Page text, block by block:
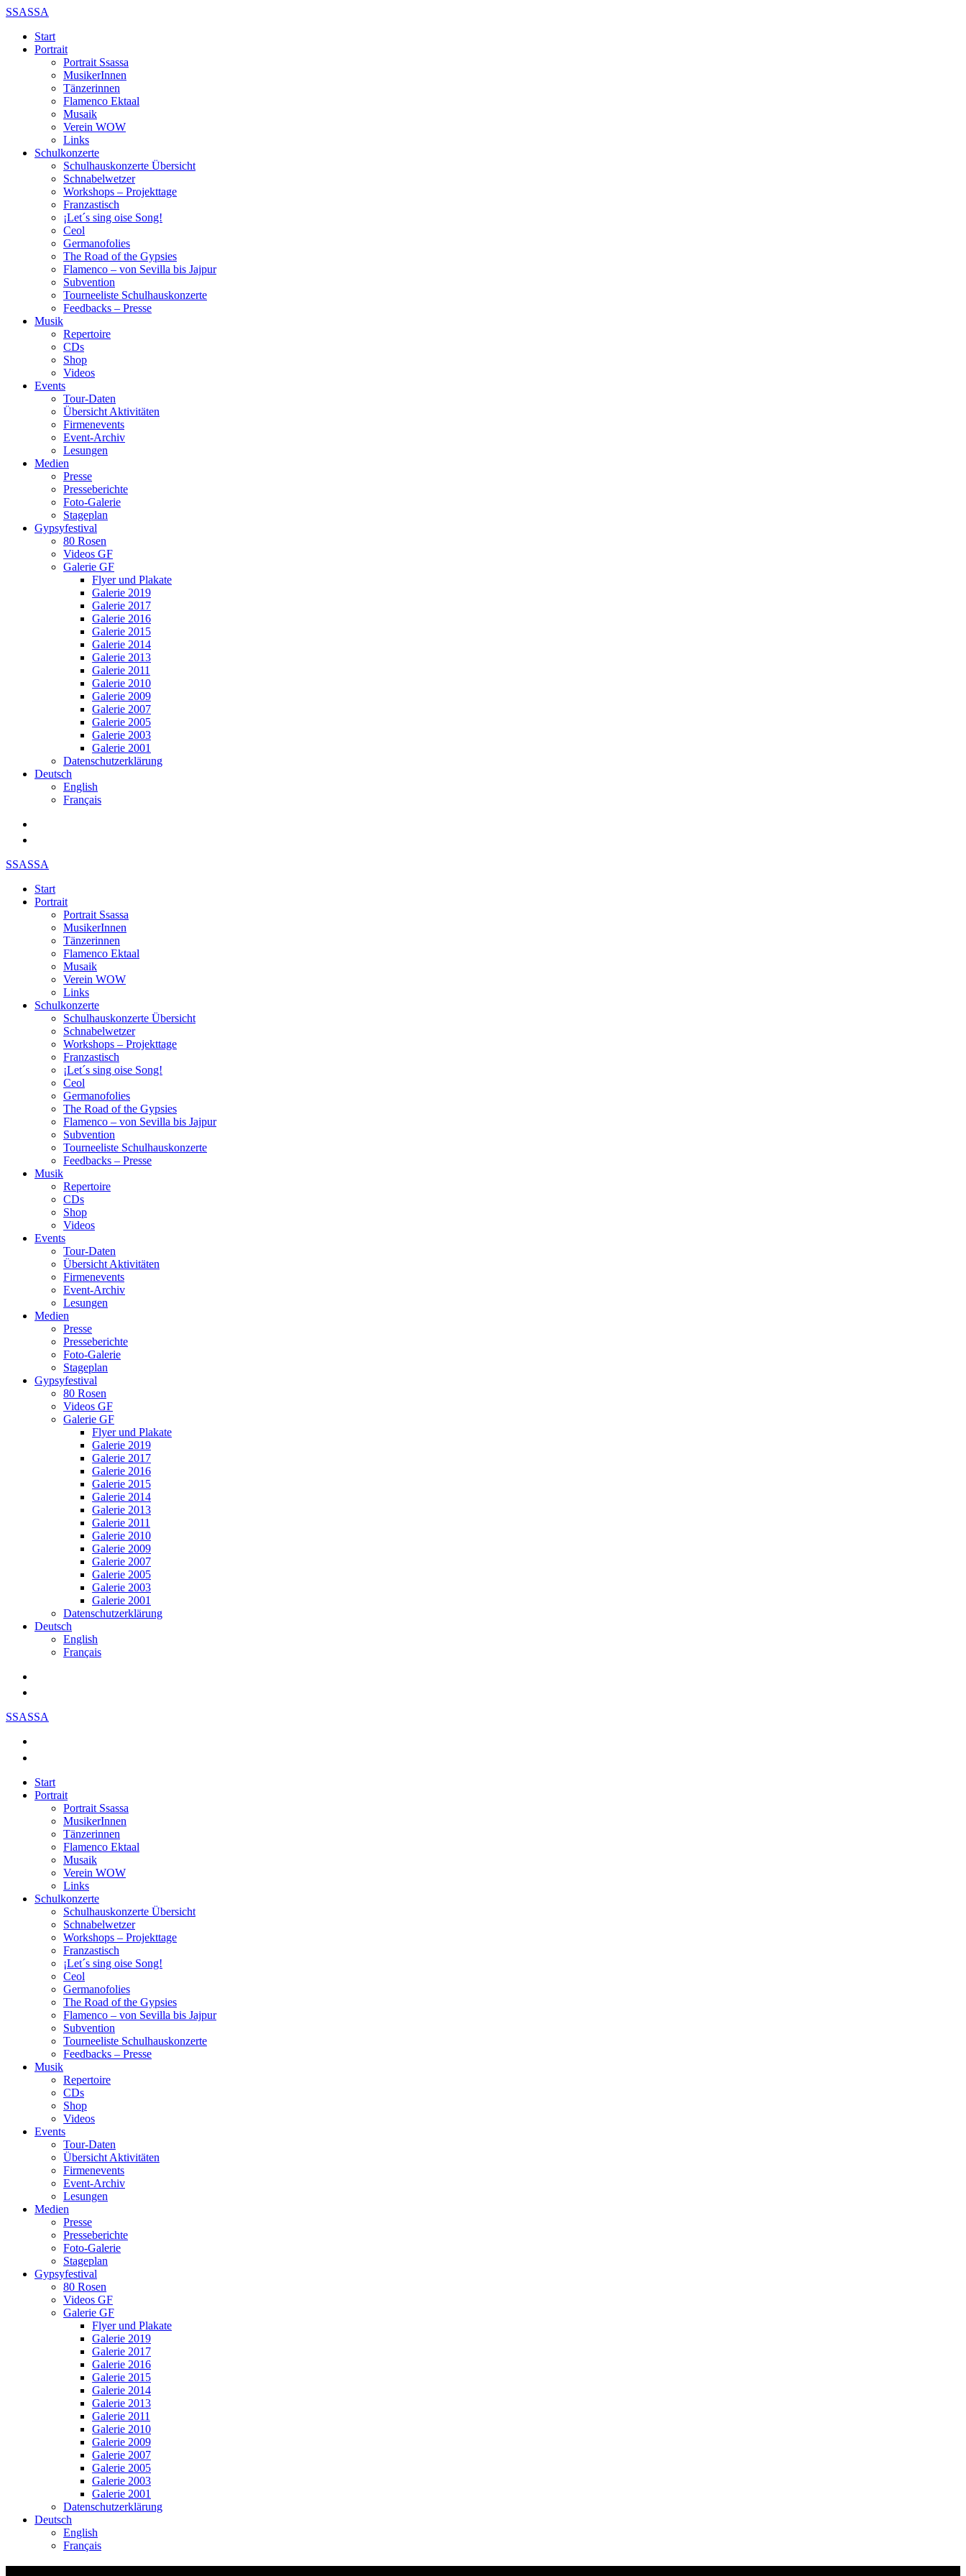
SSASSA
Start
Portrait
Portrait Ssassa
MusikerInnen
Tänzerinnen
Flamenco Ektaal
Musaik
Verein WOW
Links
Schulkonzerte
Schulhauskonzerte Übersicht
Schnabelwetzer
Workshops – Projekttage
Franzastisch
¡Let´s sing oise Song!
Ceol
Germanofolies
The Road of the Gypsies
Flamenco – von Sevilla bis Jajpur
Subvention
Tourneeliste Schulhauskonzerte
Feedbacks – Presse
Musik
Repertoire
CDs
Shop
Videos
Events
Tour-Daten
Übersicht Aktivitäten
Firmenevents
Event-Archiv
Lesungen
Medien
Presse
Presseberichte
Foto-Galerie
Stageplan
Gypsyfestival
80 Rosen
Videos GF
Galerie GF
Flyer und Plakate
Galerie 2019
Galerie 2017
Galerie 2016
Galerie 2015
Galerie 2014
Galerie 2013
Galerie 2011
Galerie 2010
Galerie 2009
Galerie 2007
Galerie 2005
Galerie 2003
Galerie 2001
Datenschutzerklärung
Deutsch
English
Français
SSASSA
Start
Portrait
Portrait Ssassa
MusikerInnen
Tänzerinnen
Flamenco Ektaal
Musaik
Verein WOW
Links
Schulkonzerte
Schulhauskonzerte Übersicht
Schnabelwetzer
Workshops – Projekttage
Franzastisch
¡Let´s sing oise Song!
Ceol
Germanofolies
The Road of the Gypsies
Flamenco – von Sevilla bis Jajpur
Subvention
Tourneeliste Schulhauskonzerte
Feedbacks – Presse
Musik
Repertoire
CDs
Shop
Videos
Events
Tour-Daten
Übersicht Aktivitäten
Firmenevents
Event-Archiv
Lesungen
Medien
Presse
Presseberichte
Foto-Galerie
Stageplan
Gypsyfestival
80 Rosen
Videos GF
Galerie GF
Flyer und Plakate
Galerie 2019
Galerie 2017
Galerie 2016
Galerie 2015
Galerie 2014
Galerie 2013
Galerie 2011
Galerie 2010
Galerie 2009
Galerie 2007
Galerie 2005
Galerie 2003
Galerie 2001
Datenschutzerklärung
Deutsch
English
Français
SSASSA
Start
Portrait
Portrait Ssassa
MusikerInnen
Tänzerinnen
Flamenco Ektaal
Musaik
Verein WOW
Links
Schulkonzerte
Schulhauskonzerte Übersicht
Schnabelwetzer
Workshops – Projekttage
Franzastisch
¡Let´s sing oise Song!
Ceol
Germanofolies
The Road of the Gypsies
Flamenco – von Sevilla bis Jajpur
Subvention
Tourneeliste Schulhauskonzerte
Feedbacks – Presse
Musik
Repertoire
CDs
Shop
Videos
Events
Tour-Daten
Übersicht Aktivitäten
Firmenevents
Event-Archiv
Lesungen
Medien
Presse
Presseberichte
Foto-Galerie
Stageplan
Gypsyfestival
80 Rosen
Videos GF
Galerie GF
Flyer und Plakate
Galerie 2019
Galerie 2017
Galerie 2016
Galerie 2015
Galerie 2014
Galerie 2013
Galerie 2011
Galerie 2010
Galerie 2009
Galerie 2007
Galerie 2005
Galerie 2003
Galerie 2001
Datenschutzerklärung
Deutsch
English
Français